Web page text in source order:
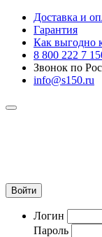
Доставка и
Гарантия
Как выгодно
8 800 222 7
Звонок по
info@s150.ru
Войти
Логин
Пароль